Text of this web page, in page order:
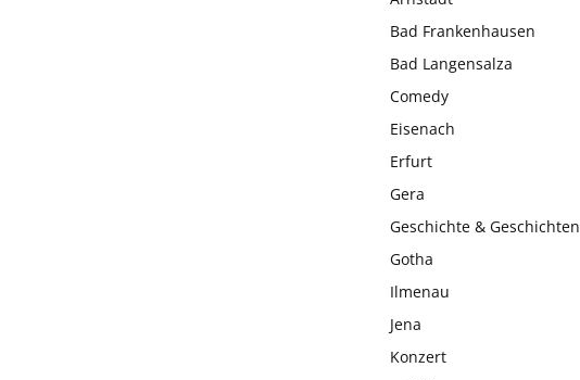
Bad Frankenhausen
Bad Langensalza
Comedy
Eisenach
Erfurt
Gera
Geschichte & Geschichten
Gotha
Ilmenau
Jena
Konzert